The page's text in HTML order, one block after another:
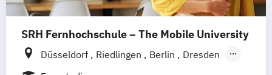
SRH Fernhochschule – The Mobile University
Düsseldorf Riedlingen Berlin
Dresden
Hamburg